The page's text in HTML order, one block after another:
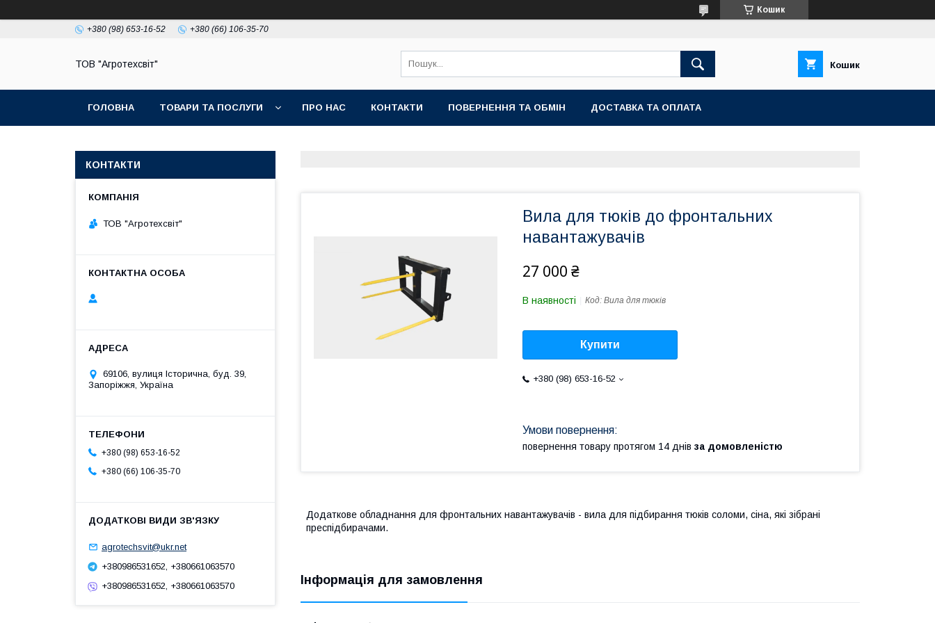
Кошик
+380 (98) 653-16-52 +380 (66) 106-35-70
ТОВ "Агротехсвіт" Кошик
ГОЛОВНА ТОВАРИ ТА ПОСЛУГИ ПРО НАС КОНТАКТИ ПОВЕРНЕННЯ ТА ОБМІН ДОСТАВКА ТА ОПЛАТА
Вила для тюків до фронтальних
навантажувачів
27 000 ₴
В наявності Код: Вила для тюків
Купити
+380 (98) 653-16-52
повернення товару протягом 14 днів за домовленістю
Додаткове обладнання для фронтальних навантажувачів - вила для підбирання тюків соломи, сіна, які зібрані
преспідбирачами.
Інформація для замовлення
КОНТАКТИ
ТОВ "Агротехсвіт"
69106, вулиця Історична, буд. 39,
Запоріжжя, Україна
+380 (98) 653-16-52
+380 (66) 106-35-70
agrotechsvit@ukr.net
+380986531652, +380661063570
+380986531652, +380661063570